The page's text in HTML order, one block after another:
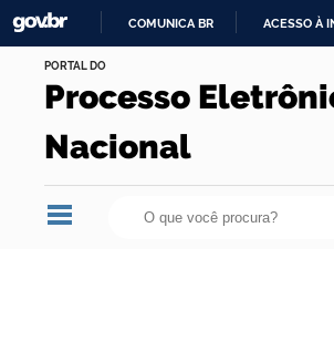
PARA
O
COMUNICA BR ACESSO À
Processo
Nacional
PORTAL DO